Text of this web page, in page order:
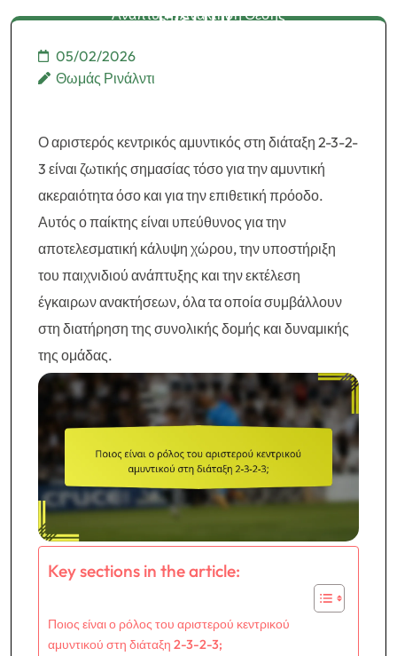
Θέσης
Ανάπτυξη, Ανάκτηση Θέσης
05/02/2026
Θωμάς Ρινάλντι
Ο αριστερός κεντρικός αμυντικός στη διάταξη 2-3-2-
3 είναι ζωτικής σημασίας τόσο για την αμυντική
ακεραιότητα όσο και για την επιθετική πρόοδο.
Αυτός ο παίκτης είναι υπεύθυνος για την
αποτελεσματική κάλυψη χώρου, την υποστήριξη
του παιχνιδιού ανάπτυξης και την εκτέλεση
έγκαιρων ανακτήσεων, όλα τα οποία συμβάλλουν
στη διατήρηση της συνολικής δομής και δυναμικής
της ομάδας.
Key sections in the article:
Ποιος είναι ο ρόλος του αριστερού κεντρικού
αμυντικού στη διάταξη 2-3-2-3;